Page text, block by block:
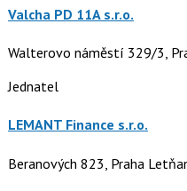
Valcha PD 11A s.r.o.
Walterovo náměstí 329/3,
Jednatel
LEMANT Finance s.r.o.
Beranových 823, Praha